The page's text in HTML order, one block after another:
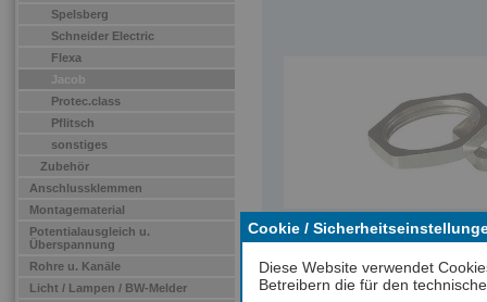
Cookie /
Diese Website verwendet
Betreibern die für den
Spelsberg
Schneider Electric
Flexa
Jacob
Protec.class
Pflitsch
sonstiges
Zubehör
Anschlussklemmen
Montagematerial
Potentialausgleich u.
Überspannung
Rohre u. Kanäle
Licht / Lampen / BW-Melder